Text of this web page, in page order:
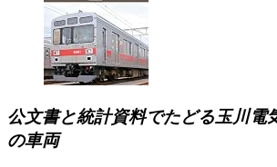
公文書と統計資料でたどる玉川電
の車両